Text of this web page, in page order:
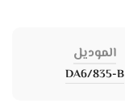
الموديل
DA6/835-B